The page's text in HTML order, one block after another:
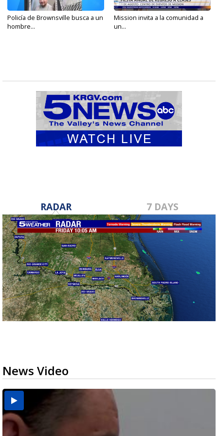
Policía de Brownsville busca a un
hombre...
Mission invita a la comunidad a
un...
RADAR 7 DAYS
News Video